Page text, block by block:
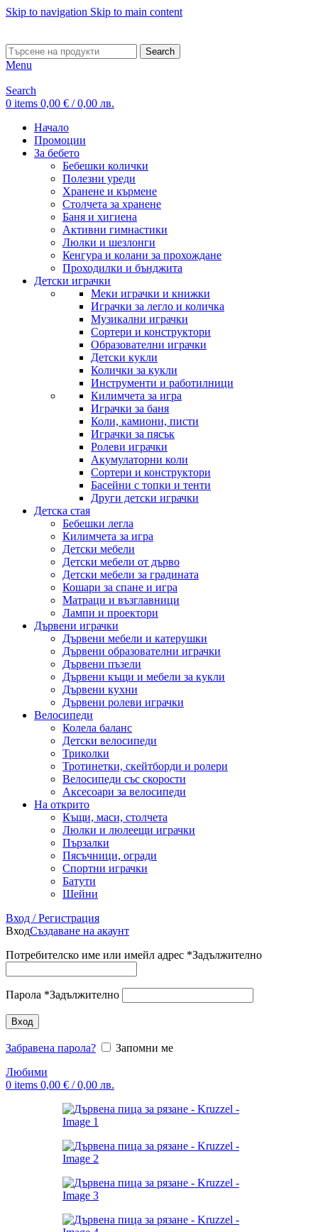
Skip to navigation Skip to main content
Search
Menu
Search
0 items 0,00 € / 0,00 лв.
Начало
Промоции
За бебето
Бебешки колички
Полезни уреди
Хранене и кърмене
Столчета за хранене
Баня и хигиена
Активни гимнастики
Люлки и шезлонги
Кенгура и колани за прохождане
Проходилки и бънджита
Детски играчки
Меки играчки и книжки
Играчки за легло и количка
Музикални играчки
Сортери и конструктори
Образователни играчки
Детски кукли
Колички за кукли
Инструменти и работилници
Килимчета за игра
Играчки за баня
Коли, камиони, писти
Играчки за пясък
Ролеви играчки
Акумулаторни коли
Сортери и конструктори
Басейни с топки и тенти
Други детски играчки
Детска стая
Бебешки легла
Килимчета за игра
Детски мебели
Детски мебели от дърво
Детски мебели за градината
Кошари за спане и игра
Матраци и възглавници
Лампи и проектори
Дървени играчки
Дървени мебели и катерушки
Дървени образователни играчки
Дървени пъзели
Дървени къщи и мебели за кукли
Дървени кухни
Дървени ролеви играчки
Велосипеди
Колела баланс
Детски велосипеди
Триколки
Тротинетки, скейтборди и ролери
Велосипеди със скорости
Аксесоари за велосипеди
На открито
Къщи, маси, столчета
Люлки и люлеещи играчки
Пързалки
Пясъчници, огради
Спортни играчки
Батути
Шейни
Вход / Регистрация
ВходСъздаване на акаунт
Потребителско име или имейл адрес *Задължително
Парола *Задължително
Вход
Забравена парола?
Запомни ме
Любими
0 items 0,00 € / 0,00 лв.